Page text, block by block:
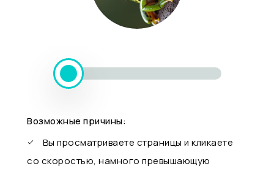
Возможные причины:
Вы просматриваете страницы и кликаете
со скоростью, намного превышающую